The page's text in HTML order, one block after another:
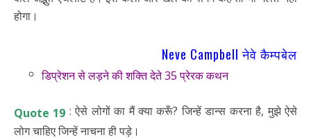
होगा।
Neve Campbell नेवे कैम्पबेल
डिप्रेशन से लड़ने की शक्ति देते 35 प्रेरक कथन
Quote 19 : ऐसे लोगों का मैं क्या करूँ? जिन्हें डान्स करना है, मुझे ऐसे
लोग चाहिए जिन्हें नाचना ही पड़े।